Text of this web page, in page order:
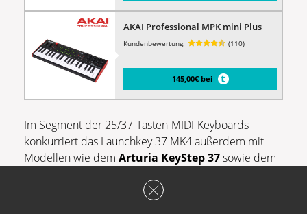
AKAI Professional MPK mini Plus
Kundenbewertung: (110)
145,00€ bei
Im Segment der 25/37-Tasten-MIDI-Keyboards
konkurriert das Launchkey 37 MK4 außerdem mit
Modellen wie dem Arturia KeyStep 37sowie dem
gehalten, verfügt aber immerhin über Aftertouch. Das